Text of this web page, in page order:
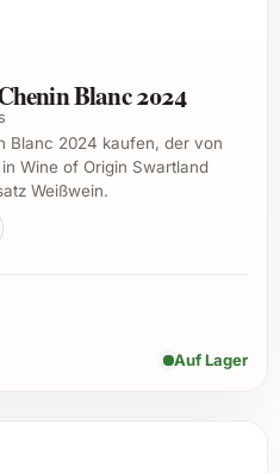
Blanc 2024
Blanc 2024 kaufen, der von
Wine of Origin Swartland
Weißwein.
Auf Lager